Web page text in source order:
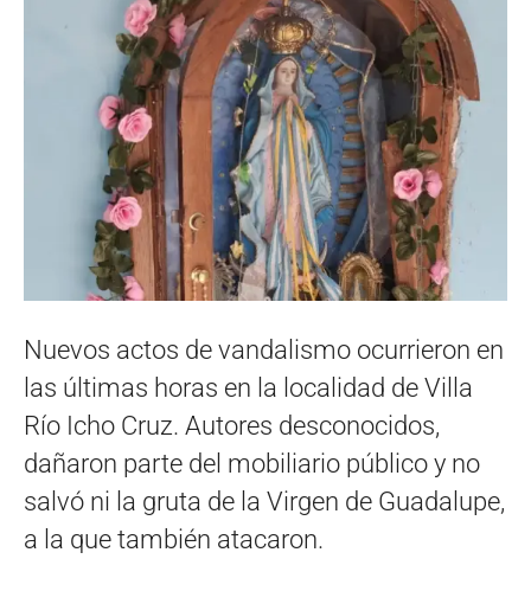
Nuevos actos de vandalismo ocurrieron en
las últimas horas en la localidad de Villa
Río Icho Cruz. Autores desconocidos,
dañaron parte del mobiliario público y no
salvó ni la gruta de la Virgen de Guadalupe,
a la que también atacaron.